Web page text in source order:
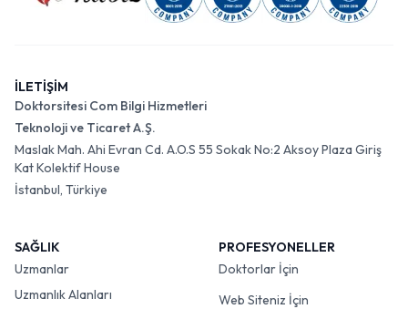
İLETİŞİM
Doktorsitesi Com Bilgi Hizmetleri
Teknoloji ve Ticaret A.Ş.
Maslak Mah. Ahi Evran Cd. A.O.S 55 Sokak No:2 Aksoy Plaza Giriş
Kat Kolektif House
İstanbul, Türkiye
SAĞLIK
Uzmanlar
Uzmanlık Alanları
PROFESYONELLER
Doktorlar İçin
Web Siteniz İçin